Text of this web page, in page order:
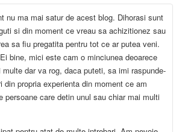
nu ma mai satur de acest blog. Dihorasi sunt
si din moment ce vreau sa achizitionez sau
sa fiu pregatita pentru tot ce ar putea veni.
bine, mici este cam o minciunea deoarece
dar va rog, daca puteti, sa imi raspunde-
din propria experienta din moment ce am
persoane care detin unul sau chiar mai multi